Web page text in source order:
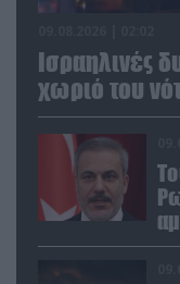
Ισραηλινές
χωριό του